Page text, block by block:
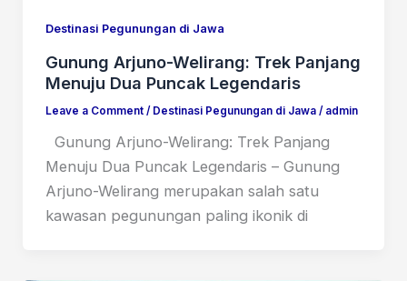
Destinasi Pegunungan di Jawa
Gunung Arjuno-Welirang: Trek Panjang
Menuju Dua Puncak Legendaris
Leave a Comment / Destinasi Pegunungan di Jawa/ admin
Gunung Arjuno-Welirang: Trek Panjang
Menuju Dua Puncak Legendaris – Gunung
Arjuno-Welirang merupakan salah satu
kawasan pegunungan paling ikonik di